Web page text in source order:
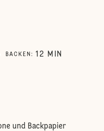
BACKEN : 12 MIN
und Backpapier